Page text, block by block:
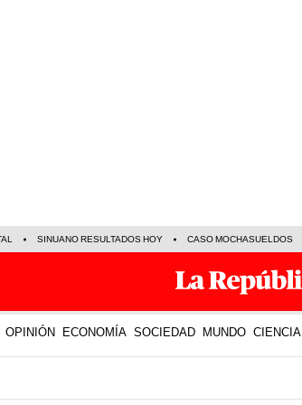
SINUANO RESULTADOS HOY CASO MOCHASUELDOS
OPINIÓN ECONOMÍA SOCIEDAD MUNDO CIENCIA